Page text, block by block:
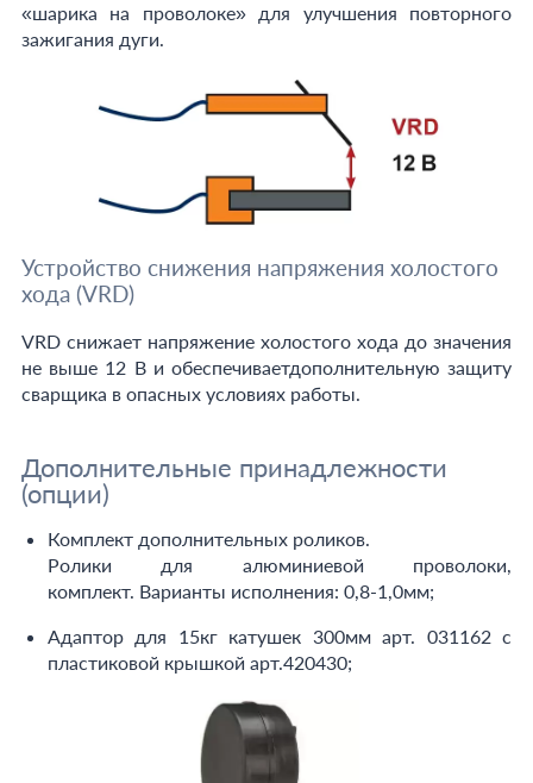
«шарика на проволоке» для улучшения повторного
зажигания дуги.
Устройство снижения напряжения холостого
хода (VRD)
VRD снижает напряжение холостого хода до значения
не выше 12 В и обеспечиваетдополнительную защиту
сварщика в опасных условиях работы.
Дополнительные принадлежности
(опции)
Комплект дополнительных роликов.
Ролики для алюминиевой проволоки,
комплект. Варианты исполнения: 0,8-1,0мм;
Адаптор для 15кг катушек 300мм арт. 031162 с
пластиковой крышкой арт.420430;